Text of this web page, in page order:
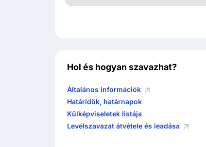
Hol és hogyan szavazhat?
Általános információk
Határidők, határnapok
Külképviseletek listája
Levélszavazat átvétele és leadása